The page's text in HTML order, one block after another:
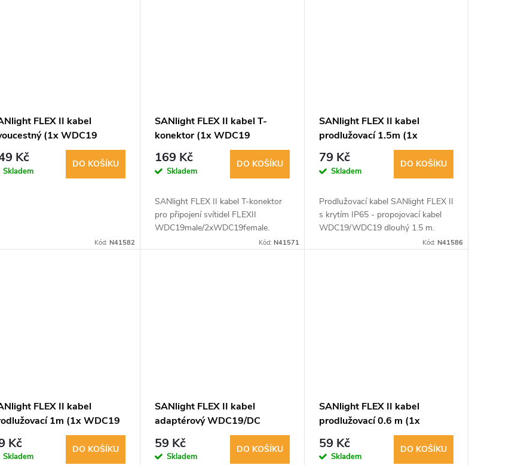
FLEX II kabel
(1x WDC19
2x WDC19 samice)
Kč
Skladem
DO KOŠÍKU
Kód:N41582
SANlight FLEX II kabel T-
konektor (1x WDC19
samec/2x WDC19 samice)
169 Kč
Skladem
DO KOŠÍKU
SANlight FLEX II kabel T-konektor
pro připojení svítidel FLEXII
WDC19male/2xWDC19female.
Ideální pro propojení LED svítidel.
Kód: N41571
SANlight FLEX II kabel
prodlužovací 1.5m (1x
WDC19 samec/1x WDC19
samice)
79 Kč
Skladem
DO KOŠÍKU
Prodlužovací kabel SANlight FLEX II
s krytím IP65 - propojovací kabel
WDC19/WDC19 dlouhý 1.5 m.
Ideální pro prodloužení výstupního
Kód: N41586
FLEX II kabel
1m (1x WDC19
1x WDC19 samice)
Kč
Skladem
DO KOŠÍKU
SANlight FLEX II kabel
adaptérový WDC19/DC
59 Kč
Skladem
DO KOŠÍKU
SANlight FLEX II kabel
prodlužovací 0.6 m (1x
WDC19 samec/1x WDC19
samice)
59 Kč
Skladem
DO KOŠÍKU